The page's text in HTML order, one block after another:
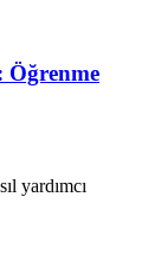
Öğrenme
yardımcı